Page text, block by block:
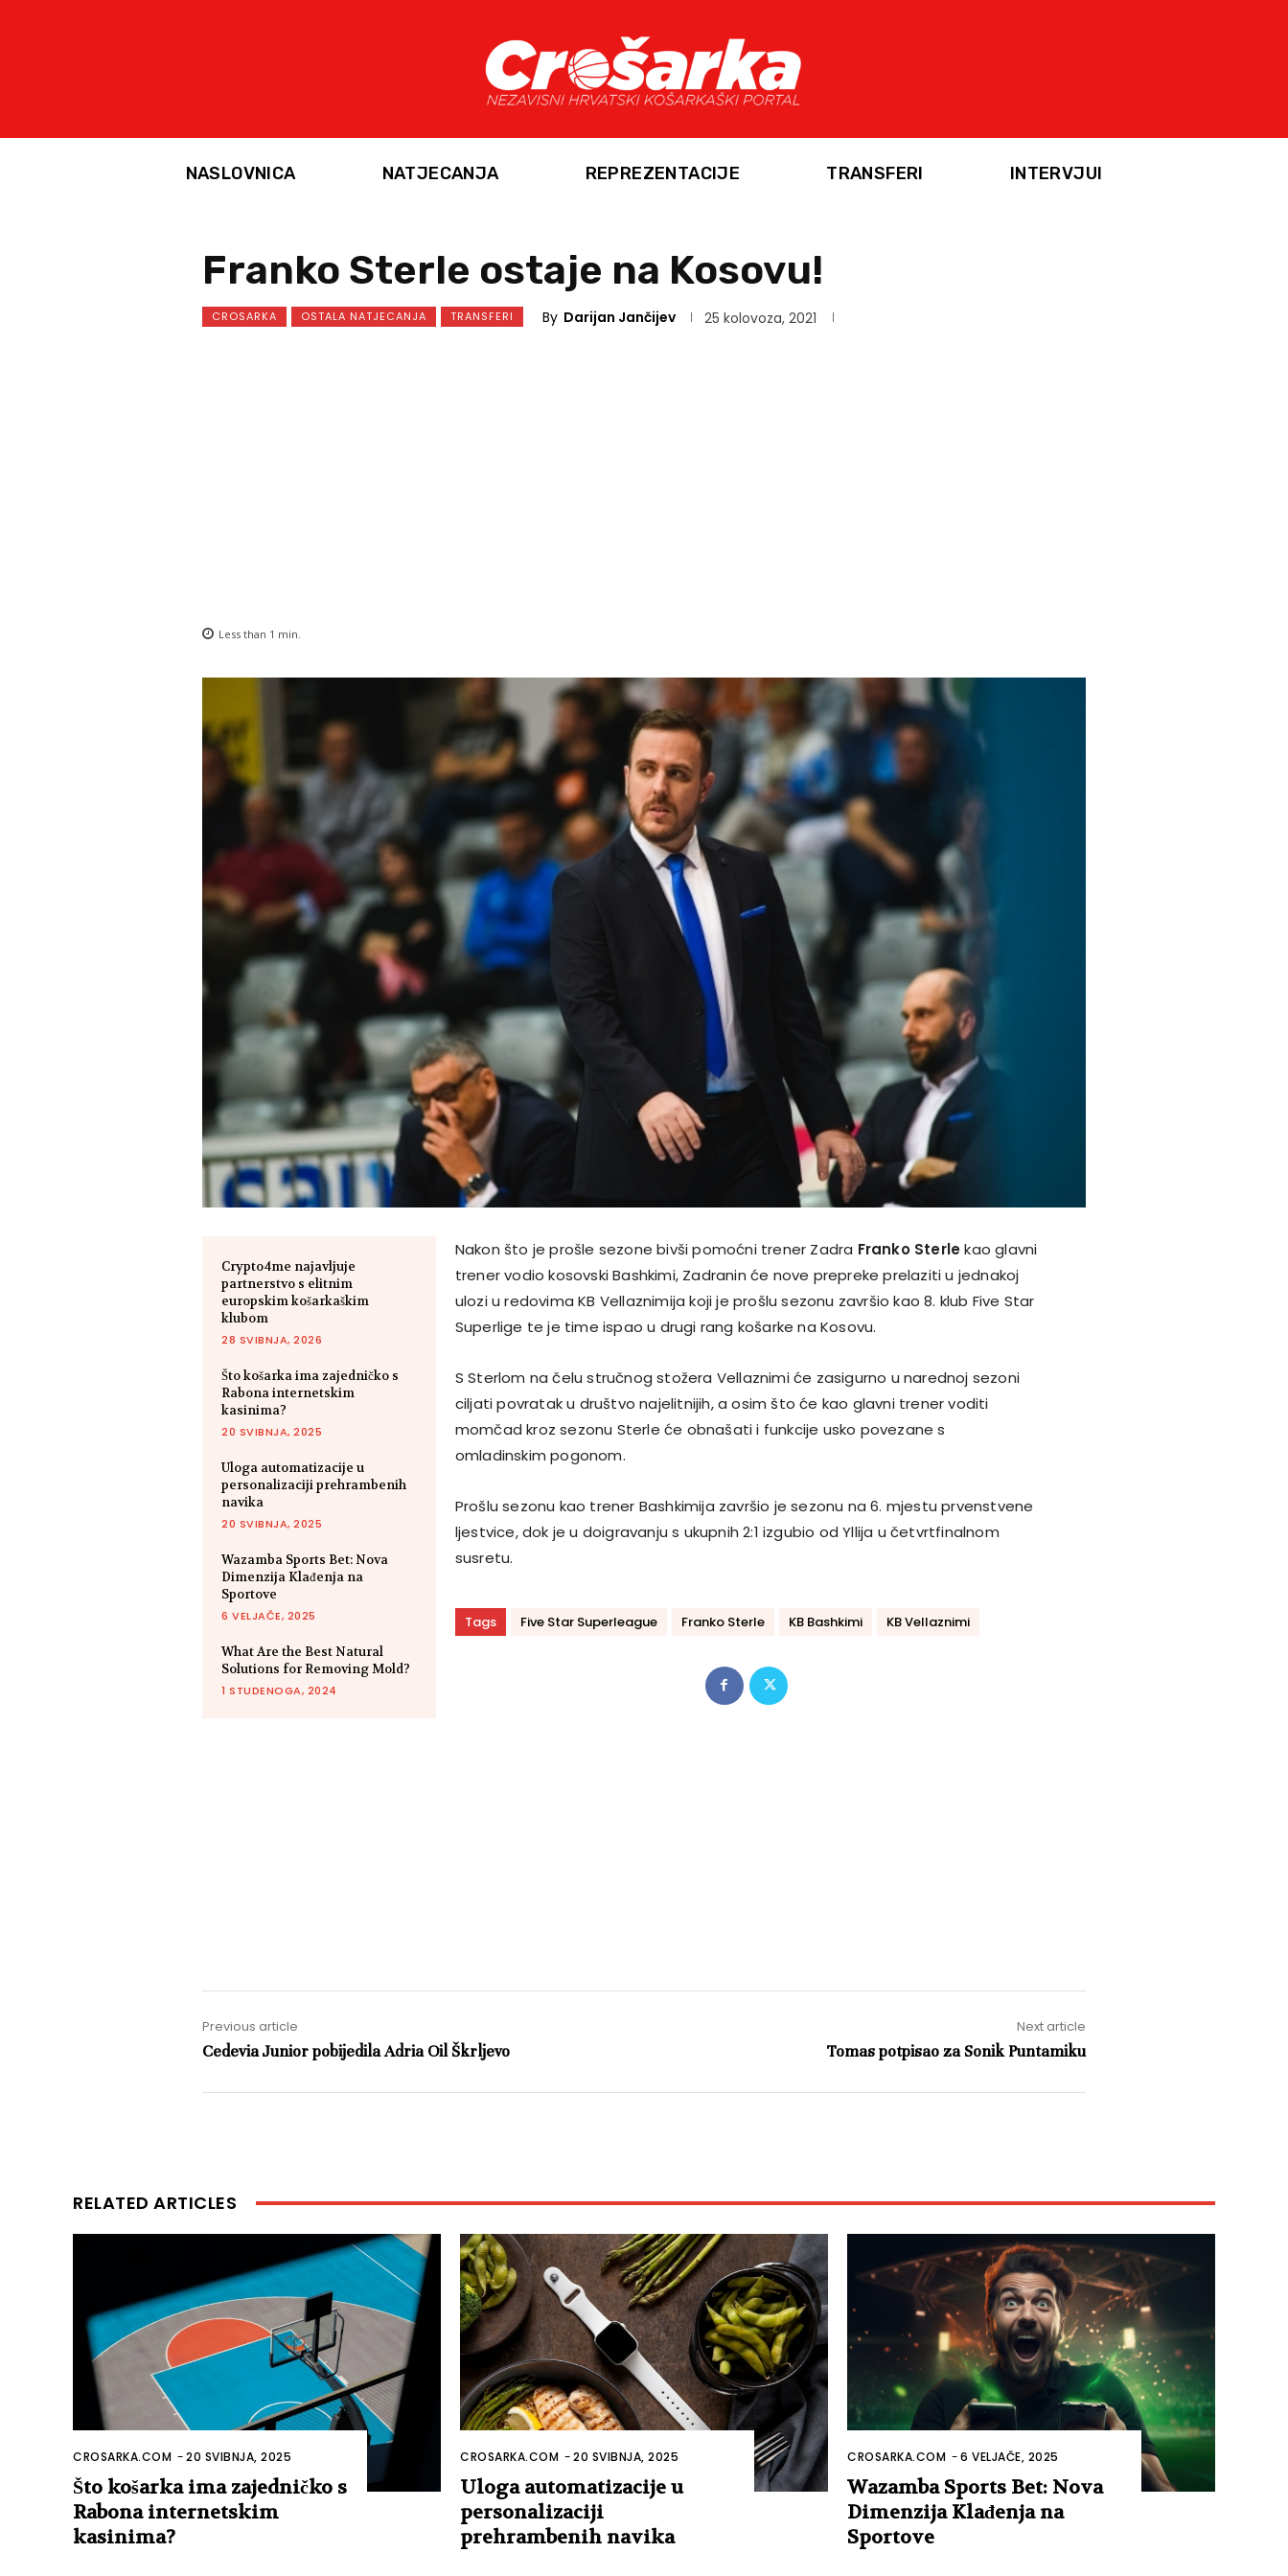
NASLOVNICA NATJECANJA REPREZENTACIJE TRANSFERI INTERVJUI
Franko Sterle ostaje na Kosovu!
CROSARKA OSTALA NATJECANJA TRANSFERI By Darijan Jančijev 25 kolovoza, 2021
Less than 1 min.
Crypto4me najavljuje
partnerstvo s elitnim
europskim košarkaškim
klubom
28 SVIBNJA, 2026
Što košarka ima zajedničko s
Rabona internetskim
kasinima?
20 SVIBNJA, 2025
Uloga automatizacije u
personalizaciji prehrambenih
navika
20 SVIBNJA, 2025
Wazamba Sports Bet: Nova
Dimenzija Klađenja na
Sportove
6 VELJAČE, 2025
What Are the Best Natural
Solutions for Removing Mold?
1 STUDENOGA, 2024
Nakon što je prošle sezone bivši pomoćni trener Zadra Franko Sterlekao glavni
trener vodio kosovski Bashkimi, Zadranin će nove prepreke prelaziti u jednakoj
ulozi u redovima KB Vellaznimija koji je prošlu sezonu završio kao 8. klub Five Star
Superlige te je time ispao u drugi rang košarke na Kosovu.
S Sterlom na čelu stručnog stožera Vellaznimi će zasigurno u narednoj sezoni
ciljati povratak u društvo najelitnijih, a osim što će kao glavni trener voditi
momčad kroz sezonu Sterle će obnašati i funkcije usko povezane s
omladinskim pogonom.
Prošlu sezonu kao trener Bashkimija završio je sezonu na 6. mjestu prvenstvene
ljestvice, dok je u doigravanju s ukupnih 2:1 izgubio od Yllija u četvrtfinalnom
susretu.
Tags Five Star Superleague Franko Sterle KB Bashkimi KB Vellaznimi
Previous article
Cedevia Junior pobijedila Adria Oil Škrljevo
Next article
Tomas potpisao za Sonik Puntamiku
RELATED ARTICLES
CROSARKA.COM -20 SVIBNJA, 2025
Što košarka ima zajedničko s
Rabona internetskim
kasinima?
CROSARKA.COM -20 SVIBNJA, 2025
Uloga automatizacije u
personalizaciji
prehrambenih navika
CROSARKA.COM -6 VELJAČE, 2025
Wazamba Sports Bet: Nova
Dimenzija Klađenja na
Sportove